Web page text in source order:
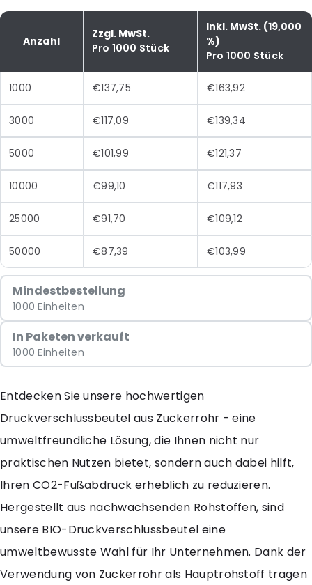
Anzahl
Zzgl. MwSt.
Pro 1000 Stück
Inkl. MwSt. (19,000
%)
Pro 1000 Stück
1000 €137,75 €163,92
3000 €117,09 €139,34
5000 €101,99 €121,37
10000 €99,10 €117,93
25000 €91,70 €109,12
50000 €87,39 €103,99
Mindestbestellung
1000 Einheiten
In Paketen verkauft
1000 Einheiten
Entdecken Sie unsere hochwertigen
Druckverschlussbeutel aus Zuckerrohr - eine
umweltfreundliche Lösung, die Ihnen nicht nur
praktischen Nutzen bietet, sondern auch dabei hilft,
Ihren CO2-Fußabdruck erheblich zu reduzieren.
Hergestellt aus nachwachsenden Rohstoffen, sind
unsere BIO-Druckverschlussbeutel eine
umweltbewusste Wahl für Ihr Unternehmen. Dank der
Verwendung von Zuckerrohr als Hauptrohstoff tragen